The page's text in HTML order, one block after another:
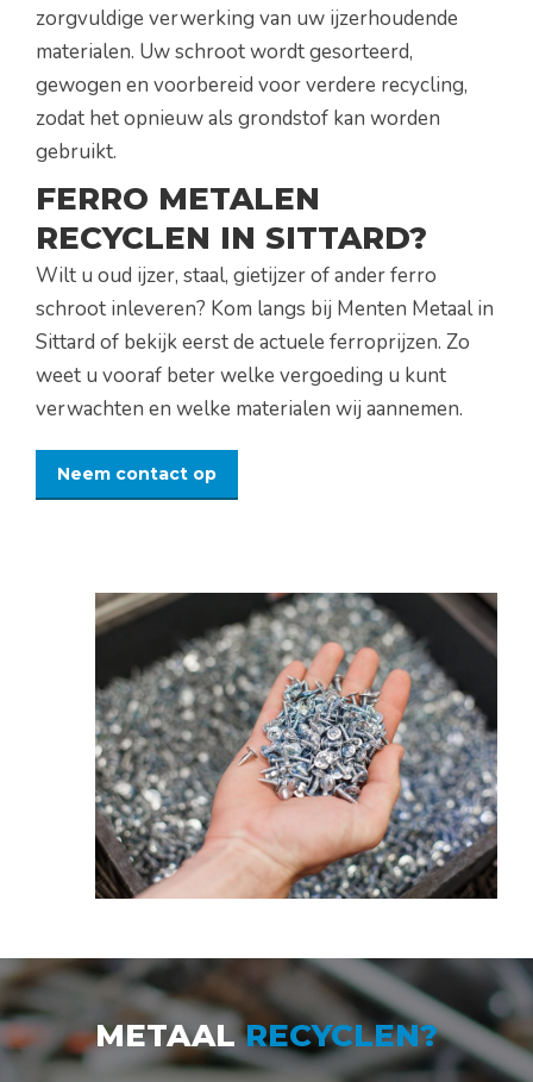
zorgvuldige verwerking van uw ijzerhoudende
materialen. Uw schroot wordt gesorteerd,
gewogen en voorbereid voor verdere recycling,
zodat het opnieuw als grondstof kan worden
gebruikt.
FERRO METALEN
RECYCLEN IN SITTARD?
Wilt u oud ijzer, staal, gietijzer of ander ferro
schroot inleveren? Kom langs bij Menten Metaal in
Sittard of bekijk eerst de actuele ferroprijzen. Zo
weet u vooraf beter welke vergoeding u kunt
verwachten en welke materialen wij aannemen.
Neem contact op
METAALRECYCLEN?